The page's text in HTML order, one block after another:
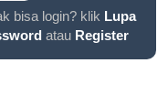
bisa login? klik Lupa
atau Register